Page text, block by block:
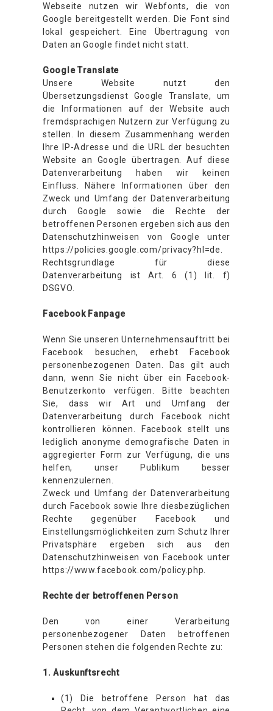
Webseite nutzen wir Webfonts, die von
Google bereitgestellt werden. Die Font sind
lokal gespeichert. Eine Übertragung von
Daten an Google findet nicht statt.
Google Translate
Unsere Website nutzt den
Übersetzungsdienst Google Translate, um
die Informationen auf der Website auch
fremdsprachigen Nutzern zur Verfügung zu
stellen. In diesem Zusammenhang werden
Ihre IP-Adresse und die URL der besuchten
Website an Google übertragen. Auf diese
Datenverarbeitung haben wir keinen
Einfluss. Nähere Informationen über den
Zweck und Umfang der Datenverarbeitung
durch Google sowie die Rechte der
betroffenen Personen ergeben sich aus den
Datenschutzhinweisen von Google unter
https://policies.google.com/privacy?hl=de.
Rechtsgrundlage für diese
Datenverarbeitung ist Art. 6 (1) lit. f)
DSGVO.
Facebook Fanpage
Wenn Sie unseren Unternehmensauftritt bei
Facebook besuchen, erhebt Facebook
personenbezogenen Daten. Das gilt auch
dann, wenn Sie nicht über ein Facebook-
Benutzerkonto verfügen. Bitte beachten
Sie, dass wir Art und Umfang der
Datenverarbeitung durch Facebook nicht
kontrollieren können. Facebook stellt uns
lediglich anonyme demografische Daten in
aggregierter Form zur Verfügung, die uns
helfen, unser Publikum besser
kennenzulernen.
Zweck und Umfang der Datenverarbeitung
durch Facebook sowie Ihre diesbezüglichen
Rechte gegenüber Facebook und
Einstellungsmöglichkeiten zum Schutz Ihrer
Privatsphäre ergeben sich aus den
Datenschutzhinweisen von Facebook unter
https://www.facebook.com/policy.php.
Rechte der betroffenen Person
Den von einer Verarbeitung
personenbezogener Daten betroffenen
Personen stehen die folgenden Rechte zu:
1. Auskunftsrecht
(1) Die betroffene Person hat das